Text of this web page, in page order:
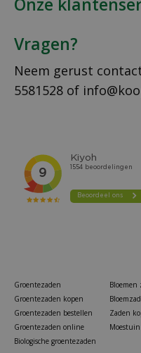
Vragen?
Neem gerust
5581528 of
Groentezaden
Groentezaden kopen
Groentezaden bestellen
Groentezaden online
Biologische groentezaden
Bloemen
Zaden